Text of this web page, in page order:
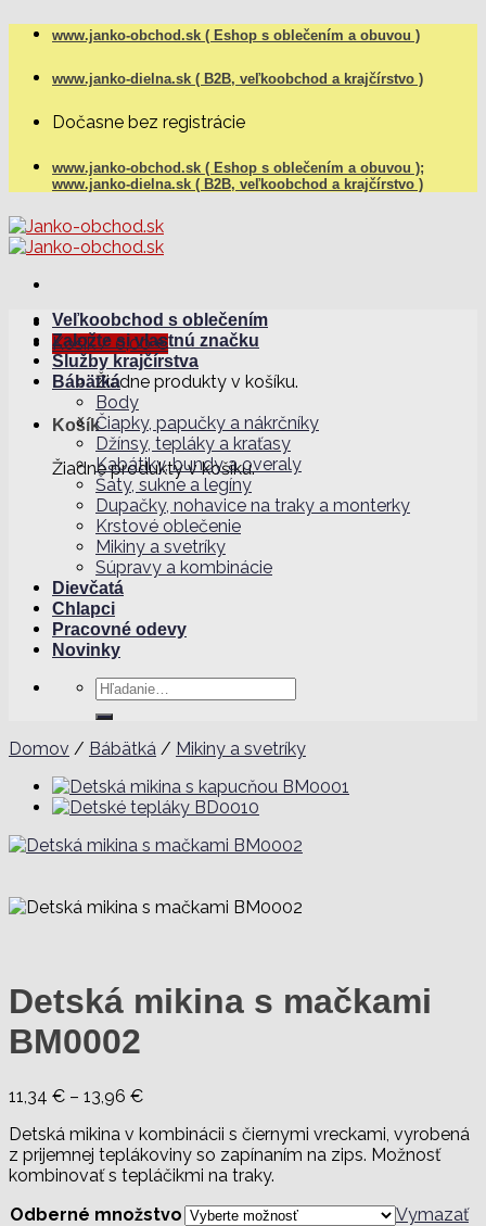
Skip
content
www.janko-obchod.sk ( Eshop s oblečením a obuvou )
www.janko-dielna.sk ( B2B, veľkoobchod a krajčírstvo )
Dočasne bez registrácie
www.janko-obchod.sk ( Eshop s oblečením a obuvou );
www.janko-dielna.sk ( B2B, veľkoobchod a krajčírstvo )
Košík /0,00€
Žiadne produkty v košíku.
Košík
Žiadne produkty v košíku.
Veľkoobchod s oblečením
Založte si vlastnú značku
Služby krajčírstva
Bábätká
Body
Čiapky, papučky a nákrčníky
Džínsy, tepláky a kraťasy
Kabátiky, bundy a overaly
Šaty, sukne a legíny
Dupačky, nohavice na traky a monterky
Krstové oblečenie
Mikiny a svetríky
Súpravy a kombinácie
Dievčatá
Chlapci
Pracovné odevy
Novinky
Hľadať:
Domov / Bábätká / Mikiny a svetríky
Detská mikina s mačkami
BM0002
11,34 € – 13,96 €Price
11,34 €
through
13,96 €
Detská mikina v kombinácii s čiernymi vreckami, vyrobená
z prijemnej teplákoviny so zapínaním na zips. Možnosť
kombinovať s tepláčikmi na traky.
Odberné množstvo
Vymazať